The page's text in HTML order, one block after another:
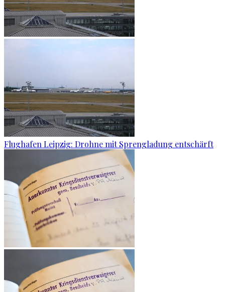
Flughafen Leipzig: Drohne mit Sprengladung entschärft